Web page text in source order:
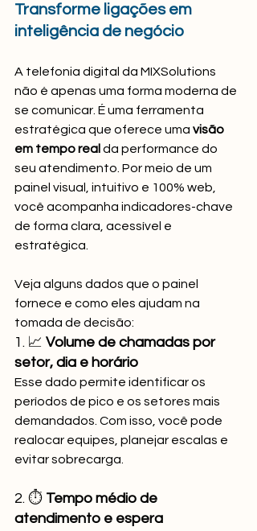
Transforme ligações em
inteligência de negócio
A telefonia digital da MIXSolutions
não é apenas uma forma moderna de
se comunicar. É uma ferramenta
estratégica que oferece uma visão
em tempo real da performance do
seu atendimento. Por meio de um
painel visual, intuitivo e 100% web,
você acompanha indicadores-chave
de forma clara, acessível e
estratégica.
Veja alguns dados que o painel
fornece e como eles ajudam na
tomada de decisão:
1. 📈 Volume de chamadas por
setor, dia e horário
Esse dado permite identificar os
períodos de pico e os setores mais
demandados. Com isso, você pode
realocar equipes, planejar escalas e
evitar sobrecarga.
2. ⏱️ Tempo médio de
atendimento e espera